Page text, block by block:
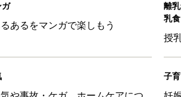
あなたの「服を捨てるマイルール」、間違っ
スタイリストが喝！
赤ちゃん・育児
セリア「かわいくて機能性も◎」「110円でこ
赤ちゃん・育児